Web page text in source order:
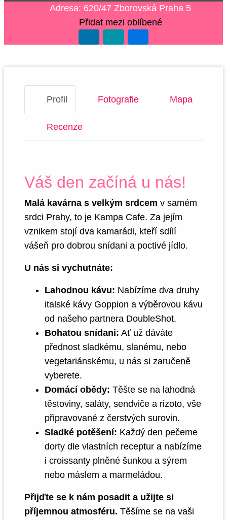
Adresa: 620/47 Zborovská Praha 5
Přidat mezi oblíbené
Profil Fotografie Mapa
Recenze
Váš den začíná u nás!
Malá kavárna s velkým srdcem v samém
srdci Prahy, to je Kampa Cafe. Za jejím
vznikem stojí dva kamarádi, kteří sdílí
vášeň pro dobrou snídani a poctivé jídlo.
U nás si vychutnáte:
Lahodnou kávu: Nabízíme dva druhy
italské kávy Goppion a výběrovou kávu
od našeho partnera DoubleShot.
Bohatou snídani: Ať už dáváte
přednost sladkému, slanému, nebo
vegetariánskému, u nás si zaručeně
vyberete.
Domácí obědy: Těšte se na lahodná
těstoviny, saláty, sendviče a rizoto, vše
připravované z čerstvých surovin.
Sladké potěšení: Každý den pečeme
dorty dle vlastních receptur a nabízíme
i croissanty plněné šunkou a sýrem
nebo máslem a marmeládou.
Přijďte se k nám posadit a užijte si
příjemnou atmosféru. Těšíme se na vaši